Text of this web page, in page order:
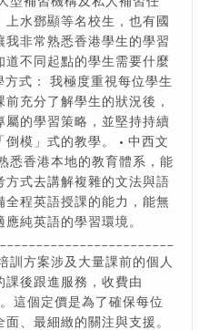
上水鄧顯等名校生，也有國
我非常熟悉香港學生的學習
道不同起點的學生需要什麼
方式： 我極度重視每位學生
充分了解學生的狀況後，
屬的學習策略，並堅持持續
模」式的教學。 • 中西文
悉香港本地的教育體系，能
方式去講解複雜的文法與語
全程英語授課的能力，能無
純英語的學習環境。
訓方案涉及大量課前的個人
課後跟進服務，收費由
這個定價是為了確保每位
、最細緻的關注與支援。